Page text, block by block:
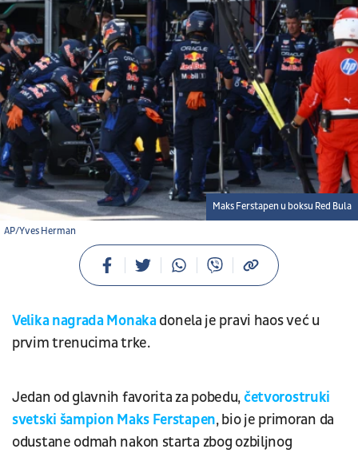
AP/Yves Herman
Maks Ferstapen u boksu Red Bula
Velika nagrada Monakadonela je pravi haos već u
prvim trenucima trke.
Jedan od glavnih favorita za pobedu,četvorostruki
svetski šampion Maks Ferstapen, bio je primoran da
odustane odmah nakon starta zbog ozbiljnog